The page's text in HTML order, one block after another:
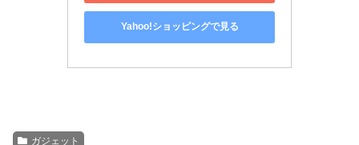
Yahoo!ショッピングで見る
ガジェット